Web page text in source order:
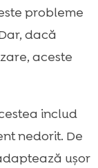
probleme
dacă
aceste
includ
nedorit. De
ușor